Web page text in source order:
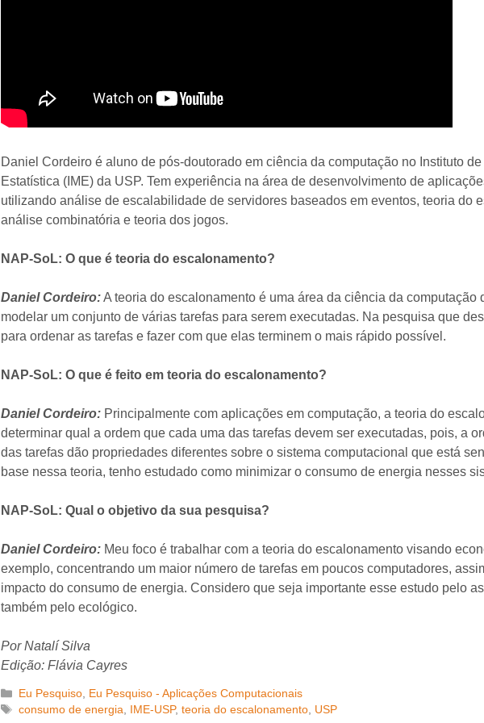
Daniel Cordeiro é aluno de pós-doutorado em ciência da computação no Instituto
Estatística (IME) da USP. Tem experiência na área de desenvolvimento de
utilizando análise de escalabilidade de servidores baseados em eventos, teoria do
análise combinatória e teoria dos jogos.
NAP-SoL: O que é teoria do escalonamento?
Daniel Cordeiro:A teoria do escalonamento é uma área da ciência da computação
modelar um conjunto de várias tarefas para serem executadas. Na pesquisa que
para ordenar as tarefas e fazer com que elas terminem o mais rápido possível.
NAP-SoL: O que é feito em teoria do escalonamento?
Daniel Cordeiro: Principalmente com aplicações em computação, a teoria do
determinar qual a ordem que cada uma das tarefas devem ser executadas, pois, a
das tarefas dão propriedades diferentes sobre o sistema computacional que está
base nessa teoria, tenho estudado como minimizar o consumo de energia nesses
NAP-SoL: Qual o objetivo da sua pesquisa?
Daniel Cordeiro: Meu foco é trabalhar com a teoria do escalonamento visando
exemplo, concentrando um maior número de tarefas em poucos computadores,
impacto do consumo de energia. Considero que seja importante esse estudo pelo
também pelo ecológico.
Por Natalí Silva
Edição: Flávia Cayres
Categorias
Eu Pesquiso, Eu Pesquiso - Aplicações Computacionais
Tags
consumo de energia, IME-USP, teoria do escalonamento, USP